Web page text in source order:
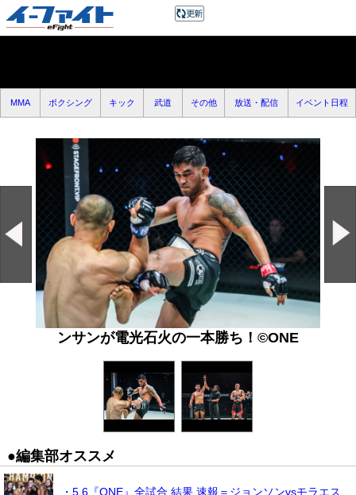
MMA ボクシング キック 武道 その他 放送・配信 イベント日程
ンサンが電光石火の一本勝ち！©️ONE
●編集部オススメ
・5.6『ONE』全試合 結果 速報＝ジョンソンvsモラエス、